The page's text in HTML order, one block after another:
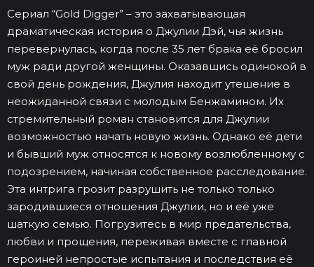
Сериал “Gold Digger” – это захватывающая
драматическая история о Джулии Дэй, чья жизнь
перевернулась, когда после 35 лет брака её бросил
муж ради другой женщины. Оказавшись одинокой в
свой день рождения, Джулия находит утешение в
неожиданной связи с молодым Бенжамином. Их
стремительный роман становится для Джулии
возможностью начать новую жизнь. Однако её дети
и бывший муж относятся к новому возлюбленному с
подозрением, начиная собственное расследование.
Эта интрига грозит разрушить не только только
зародившиеся отношения Джулии, но и её уже
шаткую семью. Погрузитесь в мир предательства,
любви и прощения, переживая вместе с главной
героиней непростые испытания и последствия её